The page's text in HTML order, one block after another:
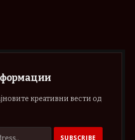
креативни вести од